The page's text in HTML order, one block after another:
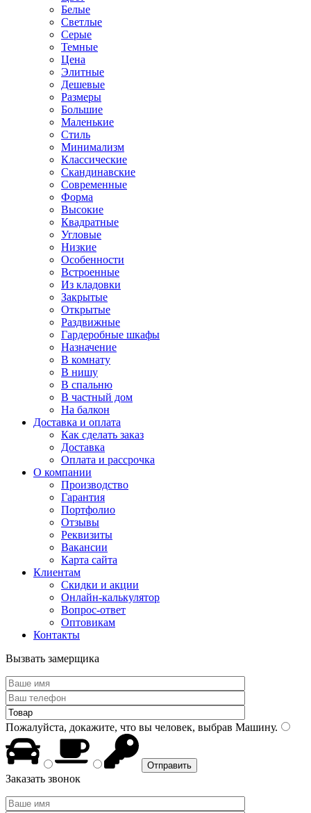
Белые
Светлые
Серые
Темные
Цена
Элитные
Дешевые
Размеры
Большие
Маленькие
Стиль
Минимализм
Классические
Скандинавские
Современные
Форма
Высокие
Квадратные
Угловые
Низкие
Особенности
Встроенные
Из кладовки
Закрытые
Открытые
Раздвижные
Гардеробные шкафы
Назначение
В комнату
В нишу
В спальню
В частный дом
На балкон
Доставка и оплата
Как сделать заказ
Доставка
Оплата и рассрочка
О компании
Производство
Гарантия
Портфолио
Отзывы
Реквизиты
Вакансии
Карта сайта
Клиентам
Скидки и акции
Онлайн-калькулятор
Вопрос-ответ
Оптовикам
Контакты
Вызвать замерщика
Пожалуйста, докажите, что вы человек, выбрав Машину.
Заказать звонок